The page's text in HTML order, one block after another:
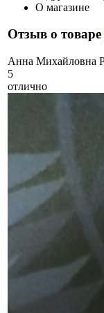
О магазине
Отзыв о товаре
Анна Михайловна
5
отлично